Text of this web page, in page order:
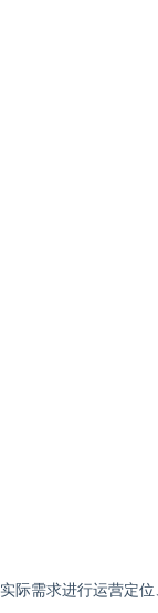
际需求进行运营定